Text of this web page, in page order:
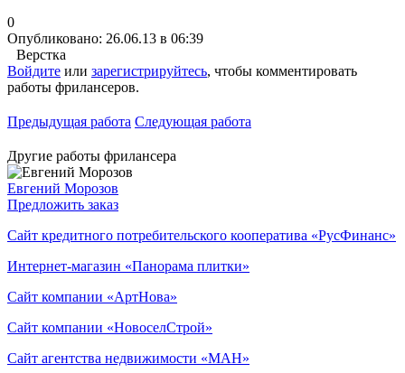
0
Опубликовано: 26.06.13 в 06:39
Верстка
Войдите или зарегистрируйтесь, чтобы комментировать
работы фрилансеров.
Предыдущая работа Следующая работа
Другие работы фрилансера
Евгений Морозов
Предложить заказ
Сайт кредитного потребительского кооператива «РусФинанс»
Интернет-магазин «Панорама плитки»
Сайт компании «АртНова»
Сайт компании «НовоселСтрой»
Сайт агентства недвижимости «МАН»